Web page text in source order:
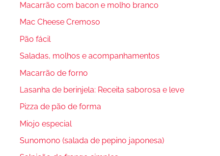
Macarrão com bacon e molho branco
Mac Cheese Cremoso
Pão fácil
Saladas, molhos e acompanhamentos
Macarrão de forno
Lasanha de berinjela: Receita saborosa e leve
Pizza de pão de forma
Miojo especial
Sunomono (salada de pepino japonesa)